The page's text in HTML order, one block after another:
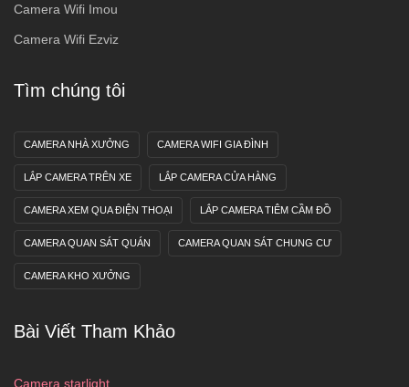
Camera Wifi Imou
Camera Wifi Ezviz
Tìm chúng tôi
CAMERA NHÀ XƯỞNG CAMERA WIFI GIA ĐÌNH
LẮP CAMERA TRÊN XE LẮP CAMERA CỬA HÀNG
CAMERA XEM QUA ĐIỆN THOẠI LẮP CAMERA TIÊM CẦM ĐỒ
CAMERA QUAN SÁT QUÁN CAMERA QUAN SÁT CHUNG CƯ
CAMERA KHO XƯỞNG
Bài Viết Tham Khảo
Camera starlight